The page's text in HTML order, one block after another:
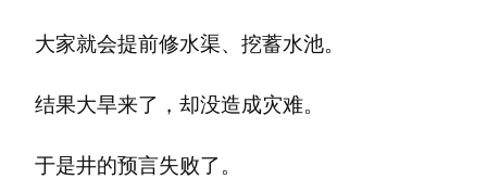
大家就会提前修水渠、挖蓄水池。
结果大旱来了，却没造成灾难。
于是井的预言失败了。